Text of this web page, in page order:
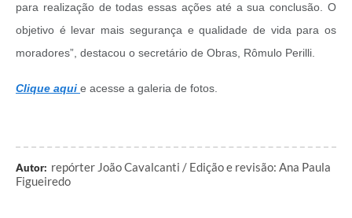
para realização de todas essas ações até a sua conclusão. O
objetivo é levar mais segurança e qualidade de vida para os
moradores”, destacou o secretário de Obras, Rômulo Perilli.
Clique aqui e acesse a galeria de fotos.
Autor: repórter João Cavalcanti / Edição e revisão: Ana Paula
Figueiredo